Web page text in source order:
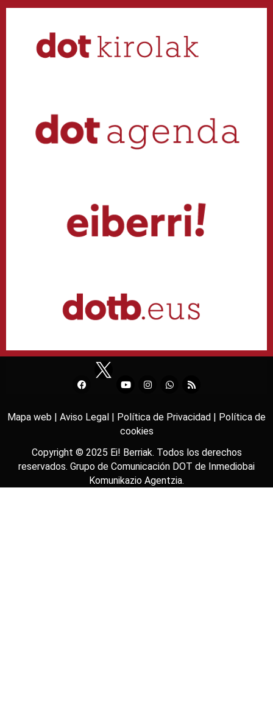
Mapa web | Aviso Legal | Política de Privacidad | Política de
cookies
Copyright © 2025 Ei! Berriak. Todos los derechos
reservados. Grupo de Comunicación DOT de Inmediobai
Komunikazio Agentzia.